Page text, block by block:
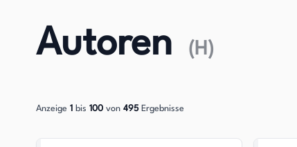
Autoren (H)
Anzeige 1 bis 100 von 495 Ergebnisse